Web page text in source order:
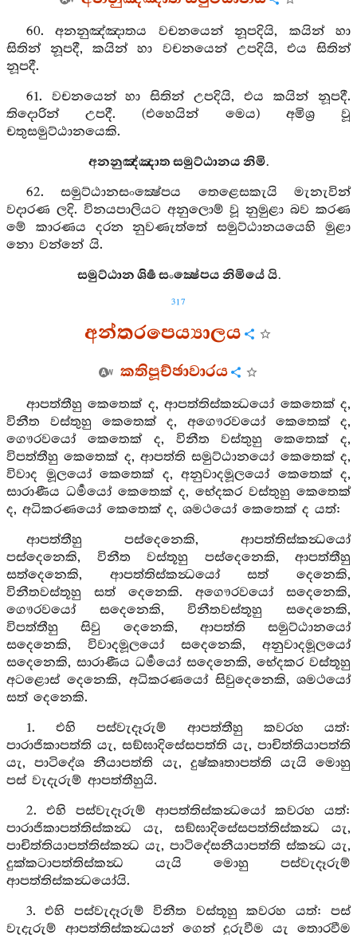
60. අනනුඤ්ඤාතය වචනයෙන් නූපදියි, කයින් හා
සිතින් නූපදී, කයින් හා වචනයෙන් උපදියි, එය සිතින්
නූපදී.
61. වචනයෙන් හා සිතින් උපදියි, එය කයින් නූපදී.
තිදොරින් උපදී. (එහෙයින් මෙය) අමිශ්‍ර වූ
චතුසමුට්ඨානයෙකි.
අනනුඤ්ඤාත සමුට්ඨානය නිමි.
62. සමුට්ඨානසංක්‍ෂේපය තෙළෙසකැයි මැනැවින්
වදාරණ ලදි. විනයපාලියට අනුලොම් වූ නුමුළා බව කරණ
මේ කාරණය දරන නුවණැත්තේ සමුට්ඨානයයෙහි මුළා
නො වන්නේ යි.
සමුට්ඨාන ශිර්‍ෂ සංක්‍ෂේපය නිමියේ යි.
317
අන්තරපෙය්‍යාලය
කතිපූච්ඡාවාරය
ආපත්තීහු කෙතෙක් ද, ආපත්තිස්කන්‍ධයෝ කෙතෙක් ද,
විනීත වස්තුහු කෙතෙක් ද, අගෞරවයෝ කෙතෙක් ද,
ගෞරවයෝ කෙතෙක් ද, විනීත වස්තුහු කෙතෙක් ද,
විපත්තීහු කෙතෙක් ද, ආපත්ති සමුට්ඨානයෝ කෙතෙක් ද,
විවාද මූලයෝ කෙතෙක් ද, අනුවාදමූලයෝ කෙතෙක් ද,
සාරාණීය ධර්‍මයෝ කෙතෙක් ද, භේදකර වස්තුහු කෙතෙක්
ද, අධිකරණයෝ කෙතෙක් ද, ශමථයෝ කෙතෙක් ද යත්:
ආපත්තීහු පස්දෙනෙකි, ආපත්තිස්කන්‍ධයෝ
පස්දෙනෙකි, විනීත වස්තූහු පස්දෙනෙකි, ආපත්තීහු
සත්දෙනෙකි, ආපත්තිස්කන්‍ධයෝ සත් දෙනෙකි,
විනීතවස්තූහු සත් දෙනෙකි. අගෞරවයෝ සදෙනෙකි,
ගෞරවයෝ සදෙනෙකි, විනීතවස්තූහු සදෙනෙකි,
විපත්තීහු සිවු දෙනෙකි, ආපත්ති සමුට්ඨානයෝ
සදෙනෙකි, විවාදමූලයෝ සදෙනෙකි, අනුවාදමූලයෝ
සදෙනෙකි, සාරාණීය ධර්‍මයෝ සදෙනෙකි, භේදකර වස්තූහු
අටළොස් දෙනෙකි, අධිකරණයෝ සිවුදෙනෙකි, ශමථයෝ
සත් දෙනෙකි.
1. එහි පස්වැදෑරුම් ආපත්තීහු කවරහ යත්:
පාරාජිකාපත්ති යැ, සඞ්ඝාදිසේසපත්ති යැ, පාචිත්තියාපත්ති
යැ, පාටිදේශ නීයාපත්ති යැ, දුෂ්කෘතාපත්ති යැයි මොහු
පස් වැදැරුම් ආපත්තීහුයි.
2. එහි පස්වැදෑරුම් ආපත්තිස්කන්‍ධයෝ කවරහ යත්:
පාරාජිකාපත්තිස්කන්‍ධ යැ, සඞ්ඝාදිසේසපත්තිස්කන්‍ධ යැ,
පාචිත්තියාපත්තිස්කන්‍ධ යැ, පාටිදේසනීයාපත්ති ස්කන්‍ධ යැ,
දුක්කටාපත්තිස්කන්‍ධ යැයි මොහු පස්වැදෑරුම්
ආපත්තිස්කන්‍ධයෝයි.
3. එහි පස්වැදෑරුම් විනීත වස්තූහු කවරහ යත්: පස්
වැදැරුම් ආපත්තිස්කන්‍ධයන් ගෙන් දුරුවීම යැ තොරවීම